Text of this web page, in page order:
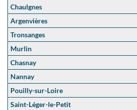
Chaulgnes
Argenvières
Tronsanges
Murlin
Chasnay
Nannay
Pouilly-sur-Loire
Saint-Léger-le-Petit